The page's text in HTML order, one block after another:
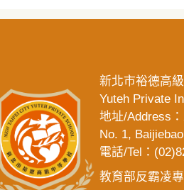
新北市裕德高
Yuteh Private
地址/Address
No. 1,
電話/Tel：
教育部反霸凌